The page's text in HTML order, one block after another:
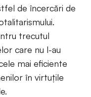
de încercări de
trecutul
care nu l-au
mai eficiente
în virtuțile